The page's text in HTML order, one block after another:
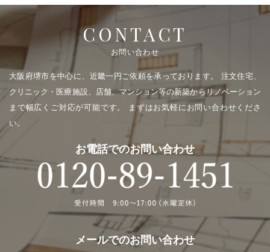
CONTACT
お問い合わせ
大阪府堺市を中心に、近畿一円ご依頼を承っております。
注文住宅、
クリニック・医療施設、店舗、マンション等の新築からリノベーション
まで幅広くご対応が可能です。
まずはお気軽にお問い合わせくださ
い。
お電話でのお問い合わせ
メールでのお問い合わせ